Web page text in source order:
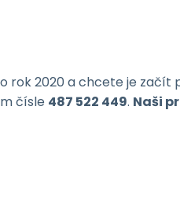
rok 2020 a chcete je
čísle 487 522 449. Naši